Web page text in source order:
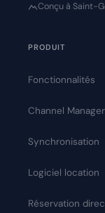
Conçu à Saint-
PRODUIT
Fonctionnalités
Channel Manager
Synchronisation
Logiciel location
Réservation